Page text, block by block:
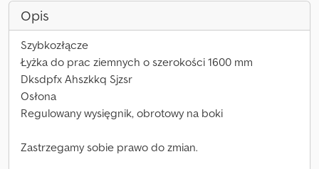
Opis
Szybkozłącze
Łyżka do prac ziemnych o szerokości 1600 mm
Dksdpfx Ahszkkq Sjzsr
Osłona
Regulowany wysięgnik, obrotowy na boki
Zastrzegamy sobie prawo do zmian.